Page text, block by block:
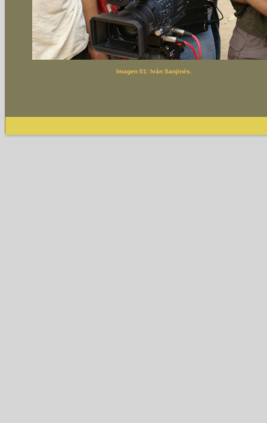
Imagen 01: Iván Sanjinés.